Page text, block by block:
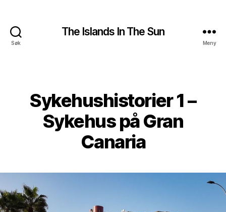
Søk
The Islands In The Sun
Meny
Sykehushistorier 1 –
Sykehus på Gran
Canaria